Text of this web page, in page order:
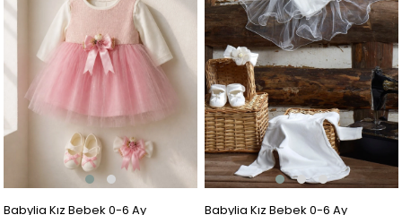
Babylia Kız Bebek 0-6 Ay
Babylia Kız Bebek 0-6 Ay